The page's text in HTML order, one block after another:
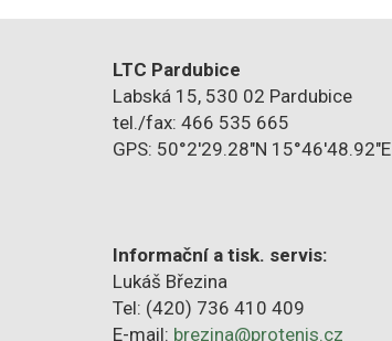
LTC Pardubice
Labská 15, 530 02 Pardubice
tel./fax: 466 535 665
GPS: 50°2'29.28"N 15°46'48.92"E
Informační a tisk. servis:
Lukáš Březina
Tel: (420) 736 410 409
E-mail: brezina@protenis.cz